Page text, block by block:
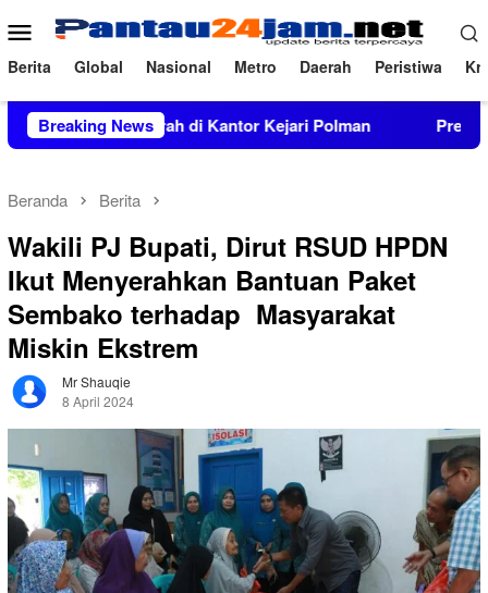
ke
konten
Menu
Mobile
Berita Global Nasional Metro Daerah Peristiwa
Breaking News
Inkrah di Kantor Kejari Polman Prevalensi
Beranda Berita
Wakili PJ Bupati, Dirut RSUD HPDN
Ikut Menyerahkan Bantuan Paket
Sembako terhadap Masyarakat
Miskin Ekstrem
Mr Shauqie
8 April 2024